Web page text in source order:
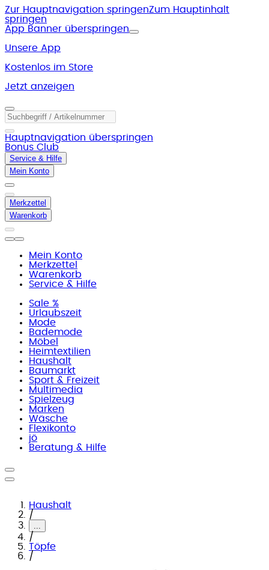
Zur Hauptnavigation springenZum Hauptinhalt
springen
App Banner überspringen
Unsere App
Kostenlos im Store
Jetzt anzeigen
Hauptnavigation überspringen
Bonus Club
Service & Hilfe
Mein Konto
Merkzettel
Warenkorb
Mein Konto
Merkzettel
Warenkorb
Service & Hilfe
Sale %
Urlaubszeit
Mode
Bademode
Möbel
Heimtextilien
Haushalt
Baumarkt
Sport & Freizeit
Multimedia
Spielzeug
Marken
Wäsche
Flexikonto
jö
Beratung & Hilfe
Haushalt
/
...
/
Töpfe
/